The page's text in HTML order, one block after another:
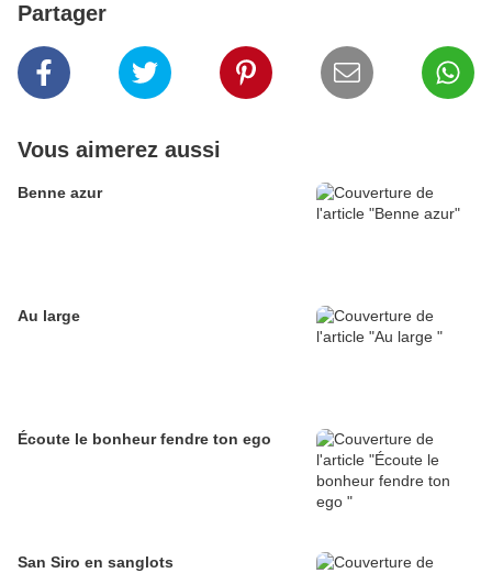
Partager
Vous aimerez aussi
Benne azur
Au large
Écoute le bonheur fendre ton ego
San Siro en sanglots